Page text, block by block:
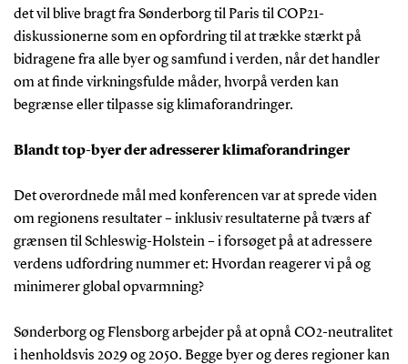
det vil blive bragt fra Sønderborg til Paris til COP21-
diskussionerne som en opfordring til at trække stærkt på
bidragene fra alle byer og samfund i verden, når det handler
om at finde virkningsfulde måder, hvorpå verden kan
begrænse eller tilpasse sig klimaforandringer.
Blandt top-byer der adresserer klimaforandringer
Det overordnede mål med konferencen var at sprede viden
om regionens resultater – inklusiv resultaterne på tværs af
grænsen til Schleswig-Holstein – i forsøget på at adressere
verdens udfordring nummer et: Hvordan reagerer vi på og
minimerer global opvarmning?
Sønderborg og Flensborg arbejder på at opnå CO2-neutralitet
i henholdsvis 2029 og 2050. Begge byer og deres regioner kan